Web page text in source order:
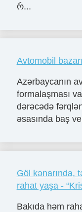
რ...
Avtomobil
Azərbaycanın
formalaşması
dərəcədə
əsasında baş
Göl kənarında,
rahat yaşa -
Bakıda həm